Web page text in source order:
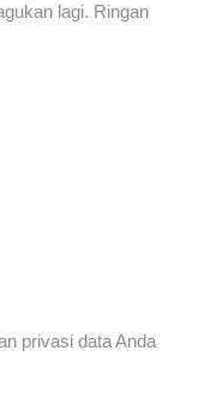
lagi. Ringan
privasi data Anda